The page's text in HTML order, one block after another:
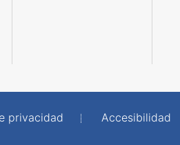
privacidad Accesibilidad